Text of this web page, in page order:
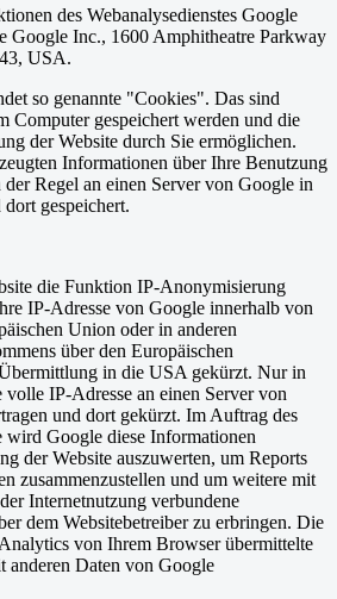
des Webanalysedienstes Google
Google Inc., 1600 Amphitheatre Parkway
USA.
so genannte "Cookies". Das sind
Computer gespeichert werden und die
der Website durch Sie ermöglichen.
Informationen über Ihre Benutzung
Regel an einen Server von Google in
gespeichert.
die Funktion IP-Anonymisierung
IP-Adresse von Google innerhalb von
Union oder in anderen
über den Europäischen
in die USA gekürzt. Nur in
IP-Adresse an einen Server von
und dort gekürzt. Im Auftrag des
wird Google diese Informationen
der Website auszuwerten, um Reports
zusammenzustellen und um weitere mit
Internetnutzung verbundene
dem Websitebetreiber zu erbringen. Die
von Ihrem Browser übermittelte
anderen Daten von Google